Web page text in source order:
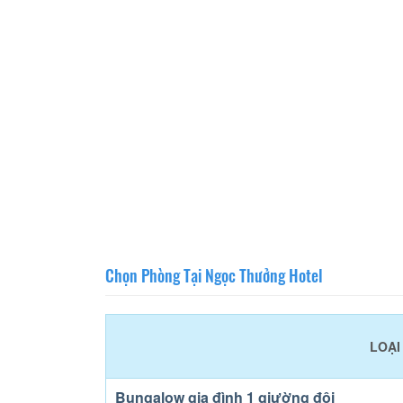
Chọn Phòng Tại Ngọc Thưởng Hotel
LOẠI
Bungalow gia đình 1 giường đôi